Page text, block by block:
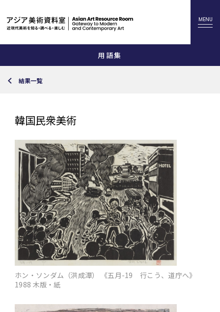
用語集
結果一覧
韓国民衆美術
ホン・ソンダム（洪成潭） 《五月-19 行こう、道庁へ》
1988 木版・紙